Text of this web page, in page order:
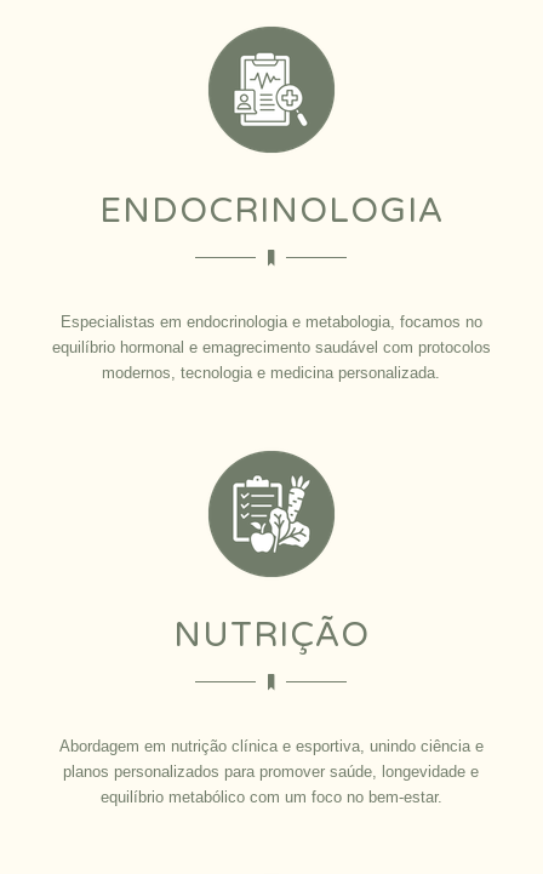
ENDOCRINOLOGIA
Especialistas em endocrinologia e metabologia, focamos no
equilíbrio hormonal e emagrecimento saudável com protocolos
modernos, tecnologia e medicina personalizada.
NUTRIÇÃO
Abordagem em nutrição clínica e esportiva, unindo ciência e
planos personalizados para promover saúde, longevidade e
equilíbrio metabólico com um foco no bem-estar.